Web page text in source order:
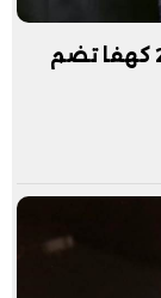
الأفضل في العالم.. أثري: مصر بها 25 كهفا تضم